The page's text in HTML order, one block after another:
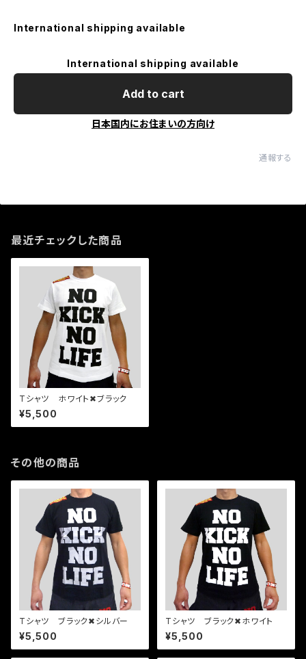
International shipping available
International shipping available
Add to cart
日本国内にお住まいの方向け
通報する
最近チェックした商品
Tシャツ ホワイト✖︎ブラック
¥5,500
その他の商品
Tシャツ ブラック✖︎シルバー
¥5,500
Tシャツ ブラック✖︎ホワイト
¥5,500